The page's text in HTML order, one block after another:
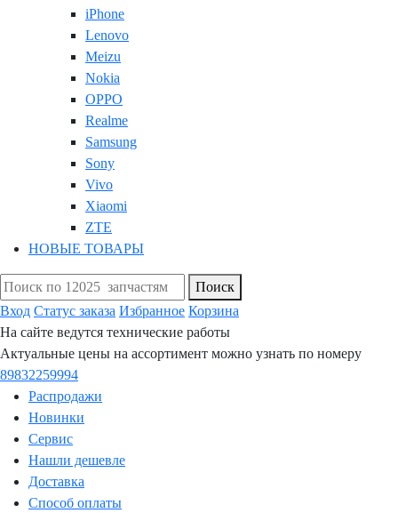
iPhone
Lenovo
Meizu
Nokia
OPPO
Realme
Samsung
Sony
Vivo
Xiaomi
ZTE
НОВЫЕ ТОВАРЫ
Поиск
Вход Статус заказа Избранное Корзина
На сайте ведутся технические работы
Актуальные цены на ассортимент можно узнать по номеру
89832259994
Распродажи
Новинки
Сервис
Нашли дешевле
Доставка
Способ оплаты